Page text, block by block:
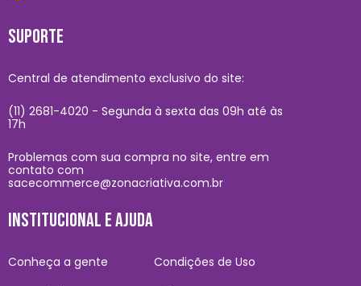
SUPORTE
Central de atendimento exclusivo do site:
(11) 2681-4020 - Segunda à sexta das 09h até às
17h
Problemas com sua compra no site, entre em
contato com
sacecommerce@zonacriativa.com.br
INSTITUCIONAL E AJUDA
Conheça a gente Condições de Uso